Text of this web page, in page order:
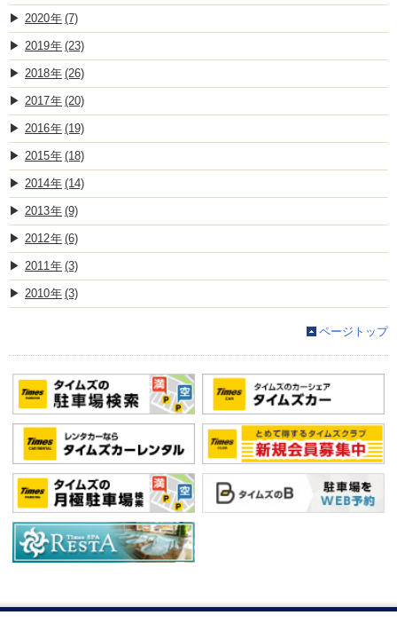
2020 (7)
2019 (23)
2018 (26)
2017 (20)
2016 (19)
2015 (18)
2014 (14)
2013 (9)
2012 (6)
2011 (3)
2010 (3)
ページトップ